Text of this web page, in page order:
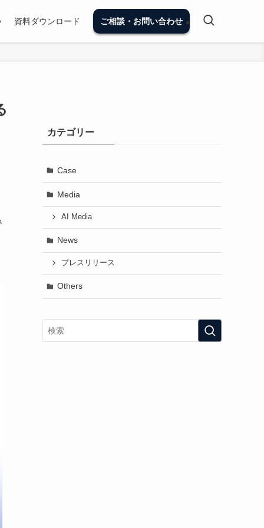
資料ダウンロード ご相談・お問い合わせ
カテゴリー
Case
Media
AI Media
News
プレスリリース
Others